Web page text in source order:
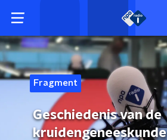
Fragment
Geschiedenis van de
kruidengeneeskunde